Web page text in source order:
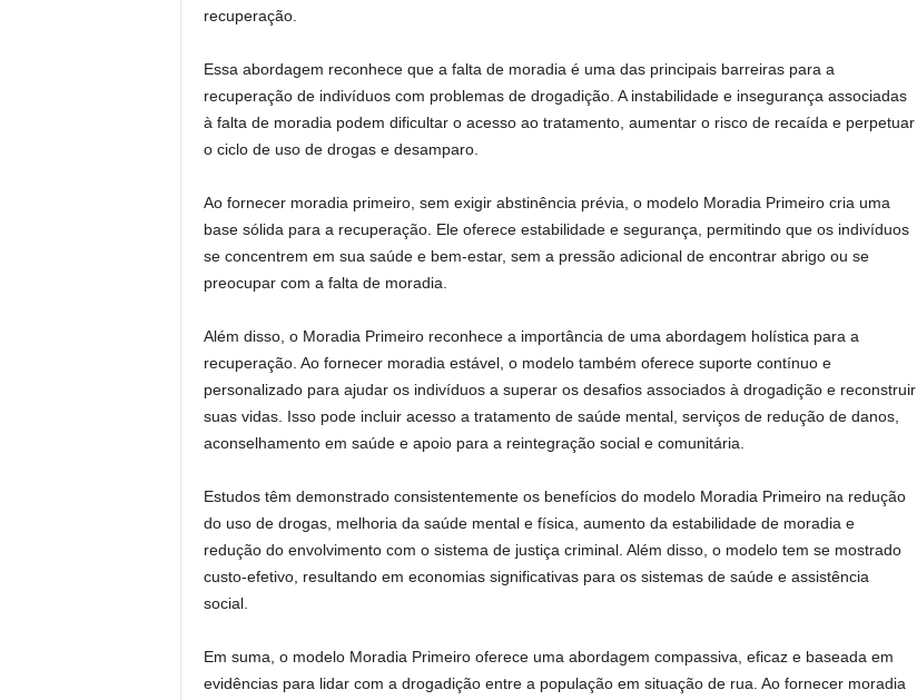
recuperação.
Essa abordagem reconhece que a falta de moradia é uma das principais barreiras para a
recuperação de indivíduos com problemas de drogadição. A instabilidade e insegurança associadas
à falta de moradia podem dificultar o acesso ao tratamento, aumentar o risco de recaída e perpetuar
o ciclo de uso de drogas e desamparo.
Ao fornecer moradia primeiro, sem exigir abstinência prévia, o modelo Moradia Primeiro cria uma
base sólida para a recuperação. Ele oferece estabilidade e segurança, permitindo que os indivíduos
se concentrem em sua saúde e bem-estar, sem a pressão adicional de encontrar abrigo ou se
preocupar com a falta de moradia.
Além disso, o Moradia Primeiro reconhece a importância de uma abordagem holística para a
recuperação. Ao fornecer moradia estável, o modelo também oferece suporte contínuo e
personalizado para ajudar os indivíduos a superar os desafios associados à drogadição e reconstruir
suas vidas. Isso pode incluir acesso a tratamento de saúde mental, serviços de redução de danos,
aconselhamento em saúde e apoio para a reintegração social e comunitária.
Estudos têm demonstrado consistentemente os benefícios do modelo Moradia Primeiro na redução
do uso de drogas, melhoria da saúde mental e física, aumento da estabilidade de moradia e
redução do envolvimento com o sistema de justiça criminal. Além disso, o modelo tem se mostrado
custo-efetivo, resultando em economias significativas para os sistemas de saúde e assistência
social.
Em suma, o modelo Moradia Primeiro oferece uma abordagem compassiva, eficaz e baseada em
evidências para lidar com a drogadição entre a população em situação de rua. Ao fornecer moradia